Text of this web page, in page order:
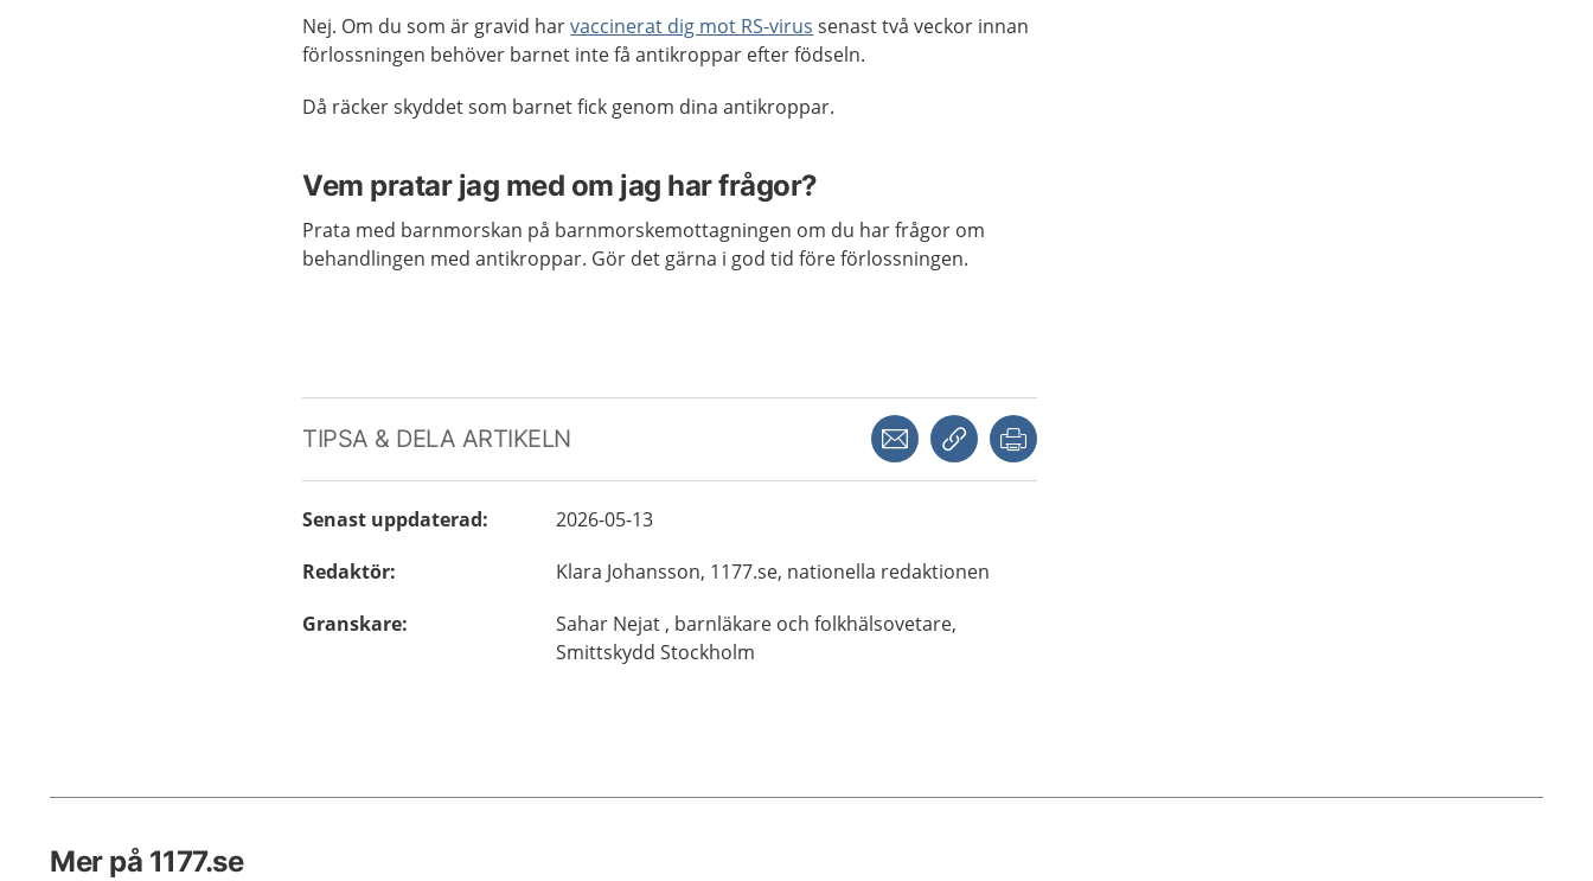
Nej. Om du som är gravid harvaccinerat dig mot RS-virus senast två veckor innan
förlossningen behöver barnet inte få antikroppar efter födseln.
Då räcker skyddet som barnet fick genom dina antikroppar.
Vem pratar jag med om jag har frågor?
Prata med barnmorskan på barnmorskemottagningen om du har frågor om
behandlingen med antikroppar. Gör det gärna i god tid före förlossningen.
TIPSA & DELA ARTIKELN Dela via mejlKopiera länk
Senast uppdaterad:
2026-05-13
Redaktör: Klara Johansson, 1177.se, nationella redaktionen
Granskare: Sahar Nejat , barnläkare och folkhälsovetare,
Smittskydd Stockholm
Mer på 1177.se